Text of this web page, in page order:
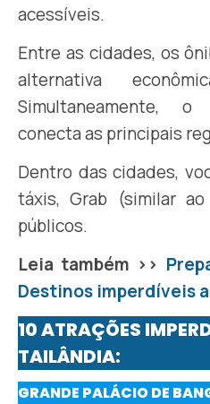
acessíveis.
Entre as cidades, os
alternativa
Simultaneamente,
conecta as principais
Dentro das cidades,
táxis, Grab (similar
públicos.
Leia também >>
Destinos imperdíveis
10 ATRAÇÕES
TAILÂNDIA:
GRANDE PALÁCIO DE